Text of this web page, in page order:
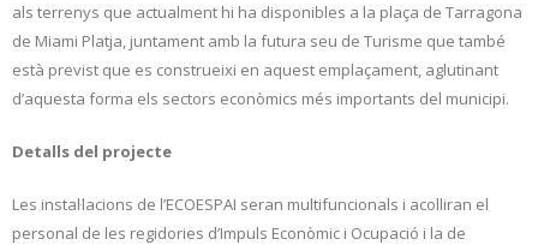
als terrenys que actualment hi ha disponibles a la plaça de Tarragona
de Miami Platja, juntament amb la futura seu de Turisme que també
està previst que es construeixi en aquest emplaçament, aglutinant
d’aquesta forma els sectors econòmics més importants del municipi.
Detalls del projecte
Les instal·lacions de l’ECOESPAI seran multifuncionals i acolliran el
personal de les regidories d’Impuls Econòmic i Ocupació i la de